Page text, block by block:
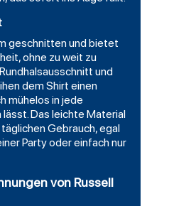
geschnitten und bietet
ohne zu weit zu
und
dem Shirt einen
mühelos in jede
Das leichte Material
Gebrauch, egal
Party oder einfach nur
von Russell